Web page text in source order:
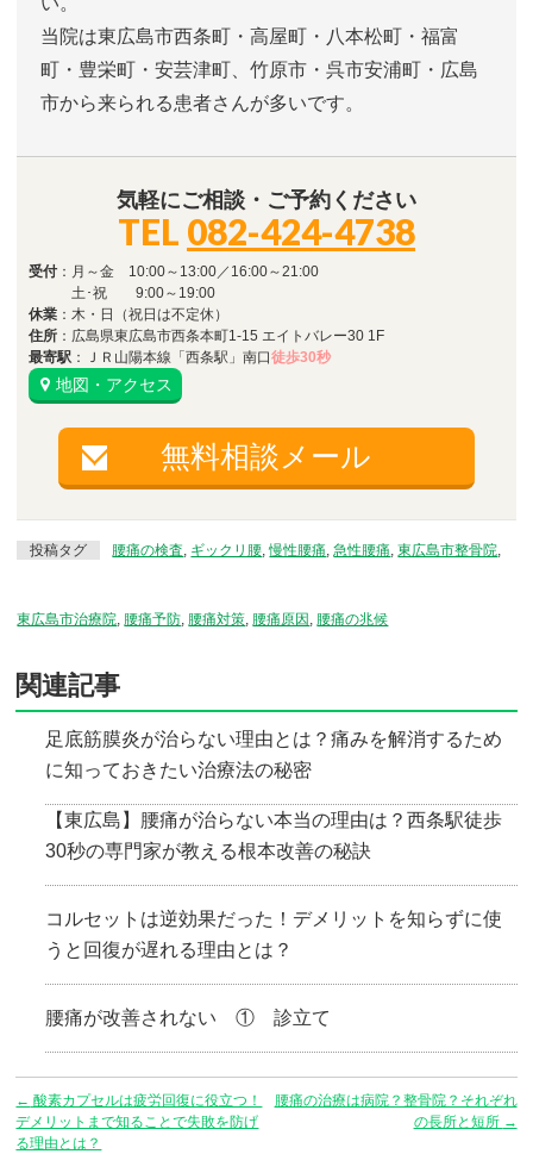
当院は東広島市西条町・高屋町・八本松町・福富
町・豊栄町・安芸津町、竹原市・呉市安浦町・広島
市から来られる患者さんが多いです。
気軽にご相談・ご予約ください
TEL 082-424-4738
受付：月～金 10:00～13:00／16:00～21:00
土･祝 9:00～19:00
休業 ：木・日（祝日は不定休）
住所 ：広島県東広島市西条本町1-15 エイトバレー30 1F
最寄駅 ：ＪＲ山陽本線「西条駅」南口徒歩30秒
地図・アクセス
無料相談メール
投稿タグ 腰痛の検査 ギックリ腰 ,慢性腰痛 ,急性腰痛 ,東広島市整骨院
東広島市治療院 腰痛予防 腰痛対策 腰痛原因 腰痛の兆候
関連記事
足底筋膜炎が治らない理由とは？痛みを解消するため
に知っておきたい治療法の秘密
【東広島】腰痛が治らない本当の理由は？西条駅徒歩
30秒の専門家が教える根本改善の秘訣
コルセットは逆効果だった！デメリットを知らずに使
うと回復が遅れる理由とは？
腰痛が改善されない ① 診立て
← 酸素カプセルは疲労回復に役立つ！
デメリットまで知ることで失敗を防げ
る理由とは？
腰痛の治療は病院？整骨院？それぞれ
の長所と短所 →